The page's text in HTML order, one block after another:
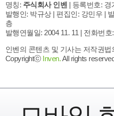
명칭: 주식회사 인벤 | 등록번호: 경
발행인: 박규상 | 편집인: 강민우 |
층
발행연월일: 2004 11. 11 | 전화번호
인벤의 콘텐츠 및 기사는 저작권
Copyrightⓒ Inven.All rights